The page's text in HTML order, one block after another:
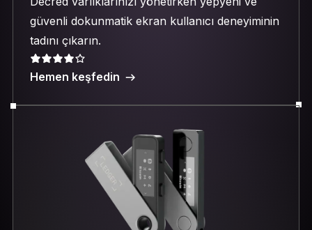
güvenli dokunmatik ekran kullanıcı deneyiminin
tadını çıkarın.
Hemen keşfedin